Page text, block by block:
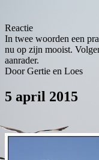
Reactie
In twee woorden een
nu op zijn mooist.
aanrader.
Door Gertie en Loes
5 april 2015